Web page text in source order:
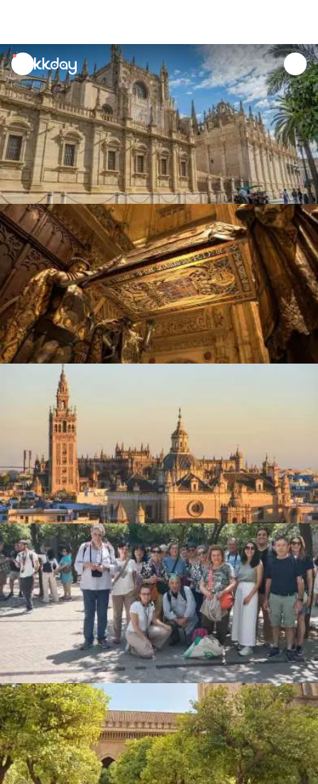
unread
notifications